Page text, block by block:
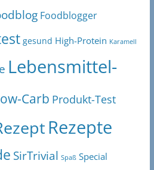
Foodblogger
gesund High-Protein Karamell
Lebensmittel-
Carb Produkt-Test
Rezepte
SirTrivial Spaß Special